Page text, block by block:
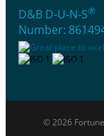
D&B D-U-N-S®
Number:
© 2026